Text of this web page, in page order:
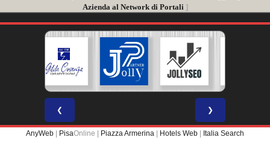
Azienda al Network di Portali ]
❮ ❯
AnyWeb | PisaOnline | Piazza Armerina | Hotels Web | Italia Search